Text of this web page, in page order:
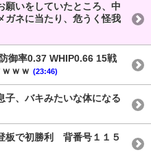
願いをしていたところ、中
ガネに当たり、危うく怪我
御率0.37 WHIP0.66 15戦
ｗｗ (23:46)
子、バキみたいな体になる
板で初勝利 背番号１１５